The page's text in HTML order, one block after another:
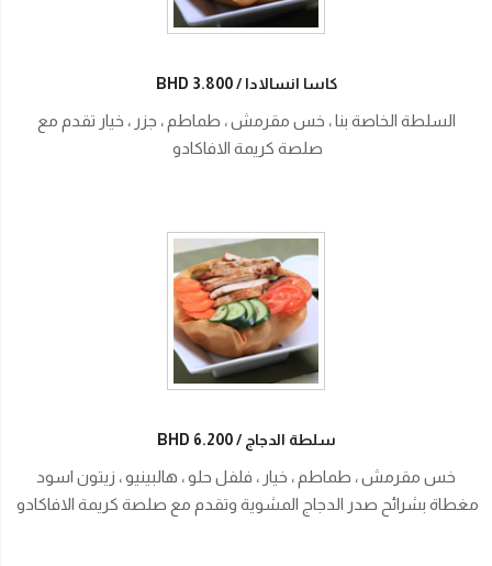
كاسا انسالادا BHD 3.800
السلطة الخاصة بنا ، خس مقرمش ، طماطم ، جزر ، خيار تقدم مع
صلصة كريمة الافاكادو
سلطة الدجاج BHD 6.200
خس مقرمش ، طماطم ، خيار ، فلفل حلو ، هالبينيو ، زيتون اسود
مغطاة بشرائح صدر الدجاج المشوية وتقدم مع صلصة كريمة الافاكادو